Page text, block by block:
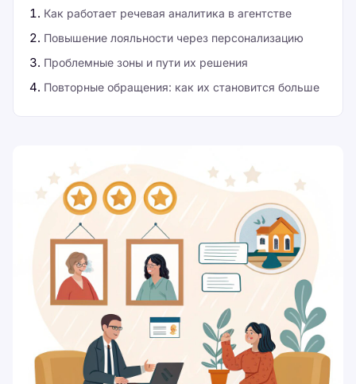
Как работает речевая аналитика в агентстве
Повышение лояльности через персонализацию
Проблемные зоны и пути их решения
Повторные обращения: как их становится больше